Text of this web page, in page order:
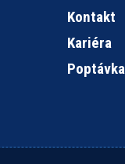
Kontakt
Kariéra
Poptávka